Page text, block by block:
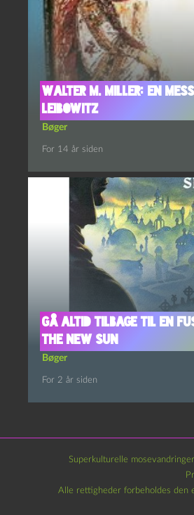
Walter M. Miller: En
Leibowitz
Bøger
For 14 år siden
Gå altid tilbage til en
the New Sun
Bøger
For 2 år siden
Superkulturelle
Alle rettigheder forbeholdes den